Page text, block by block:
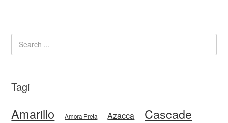
Tagi
Amarillo Amora Preta Azacca Cascade